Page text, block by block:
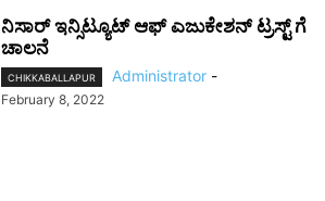
ನಿಸಾರ್ ಇನ್ಸಿಟ್ಯೂಟ್ ಆಫ್ ಎಜುಕೇಶನ್ ಟ್ರಸ್ಟ್‌ ಗೆ
ಚಾಲನೆ
CHIKKABALLAPUR Administrator -
February 8, 2022